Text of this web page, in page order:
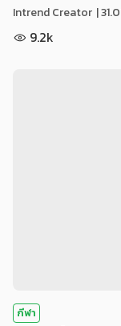
Intrend Creator |
9.2k
กีฬา